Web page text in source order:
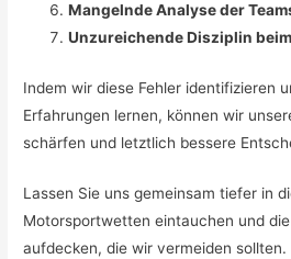
Mangelnde Analyse der
Unzureichende Disziplin
Indem wir diese Fehler identifizieren
Erfahrungen lernen, können wir
schärfen und letztlich bessere
Lassen Sie uns gemeinsam tiefer in
Motorsportwetten eintauchen und
aufdecken, die wir vermeiden sollten.